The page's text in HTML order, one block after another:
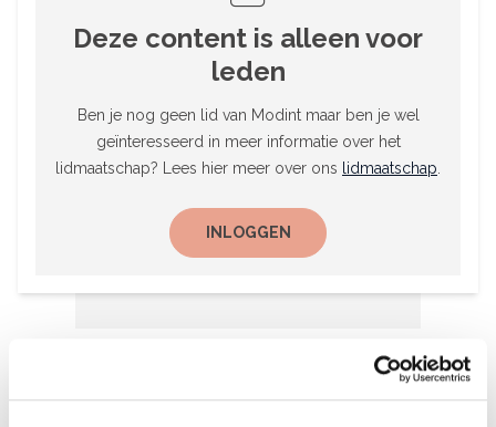
Deze content is alleen voor
leden
Ben je nog geen lid van Modint maar ben je wel
geïnteresseerd in meer informatie over het
lidmaatschap? Lees hier meer over ons lidmaatschap
INLOGGEN